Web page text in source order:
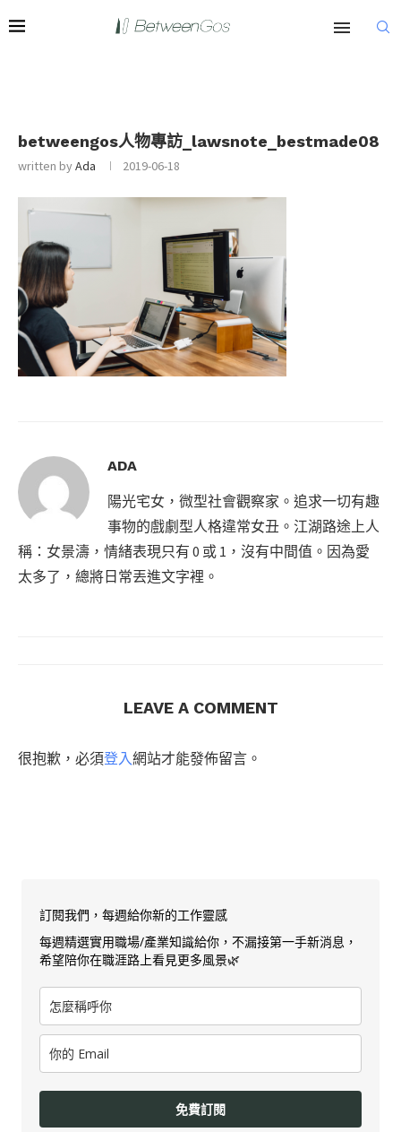
betweengos人物專訪_lawsnote_bestmade08
written byAda 2019-06-18
ADA
陽光宅女，微型社會觀察家。追求一切有趣
事物的戲劇型人格違常女丑。江湖路途上人
稱：女景濤，情緒表現只有 0 或 1，沒有中間值。因為愛
太多了，總將日常丟進文字裡。
LEAVE A COMMENT
很抱歉，必須登入網站才能發佈留言。
訂閱我們，每週給你新的工作靈感
每週精選實用職場/產業知識給你，不漏接第一手新消息，
希望陪你在職涯路上看見更多風景🌿
免費訂閱